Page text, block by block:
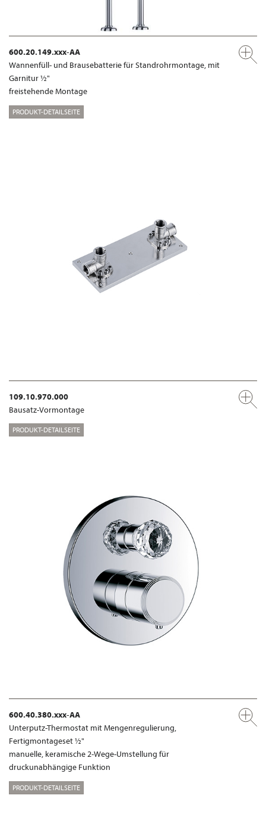
600.20.149.xxx-AA
Wannenfüll- und Brausebatterie für Standrohrmontage, mit
Garnitur ½"
freistehende Montage
PRODUKT-DETAILSEITE
109.10.970.000
Bausatz-Vormontage
PRODUKT-DETAILSEITE
600.40.380.xxx-AA
Unterputz-Thermostat mit Mengenregulierung,
Fertigmontageset ½"
manuelle, keramische 2-Wege-Umstellung für
druckunabhängige Funktion
PRODUKT-DETAILSEITE